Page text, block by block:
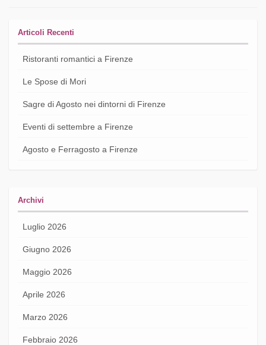
Articoli Recenti
Ristoranti romantici a Firenze
Le Spose di Mori
Sagre di Agosto nei dintorni di Firenze
Eventi di settembre a Firenze
Agosto e Ferragosto a Firenze
Archivi
Luglio 2026
Giugno 2026
Maggio 2026
Aprile 2026
Marzo 2026
Febbraio 2026